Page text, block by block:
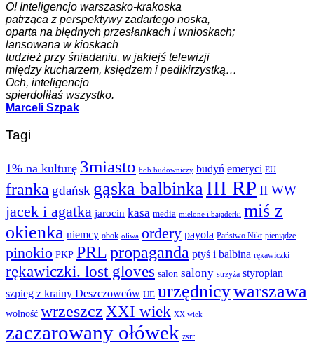
O! Inteligencjo warszasko-krakoska
patrząca z perspektywy zadartego noska,
oparta na błędnych przesłankach i wnioskach;
lansowana w kioskach
tudzież przy śniadaniu, w jakiejś telewizji
między kucharzem, księdzem i pedikirzystką…
Och, inteligencjo
spierdoliłaś wszystko.
Marceli Szpak
Tagi
1% na kulturę 3miasto bob budowniczy budyń emeryci EU
franka gdańsk gąska balbinka III RP II WW
jacek i agatka jarocin kasa media mielone i bajaderki miś z
okienka niemcy obok oliwa ordery payola Państwo Nikt pieniądze
pinokio PKP PRLpropaganda ptyś i balbina rękawiczki
rękawiczki. lost gloves salon salony strzyża styropian
szpieg z krainy Deszczowców UE urzędnicywarszawa
wolność wrzeszcz XXI wiek XX wiek
zaczarowany ołówek zsrr